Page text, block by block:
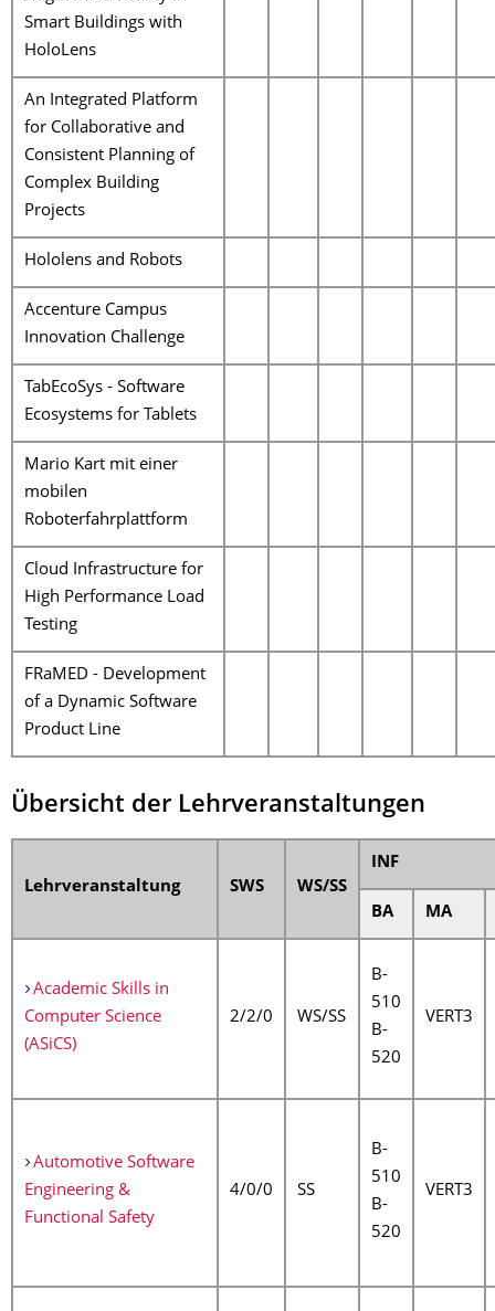
Smart Buildings with
HoloLens
An Integrated Platform
for Collaborative and
Consistent Planning of
Complex Building
Projects
Hololens and Robots
Accenture Campus
Innovation Challenge
TabEcoSys - Software
Ecosystems for Tablets
Mario Kart mit einer
mobilen
Roboterfahrplattform
Cloud Infrastructure for
High Performance Load
Testing
FRaMED - Development
of a Dynamic Software
Product Line
Übersicht der Lehrveranstaltungen
Lehrveranstaltung SWS WS/SS
INF
BA MA
Academic Skills in
Computer Science
(ASiCS)
2/2/0 WS/SS
B-
510
B-
520
VERT3
Automotive Software
Engineering &
Functional Safety
4/0/0 SS
B-
510
B-
520
VERT3